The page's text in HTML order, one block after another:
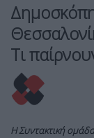
Τι
Η Συντακτική